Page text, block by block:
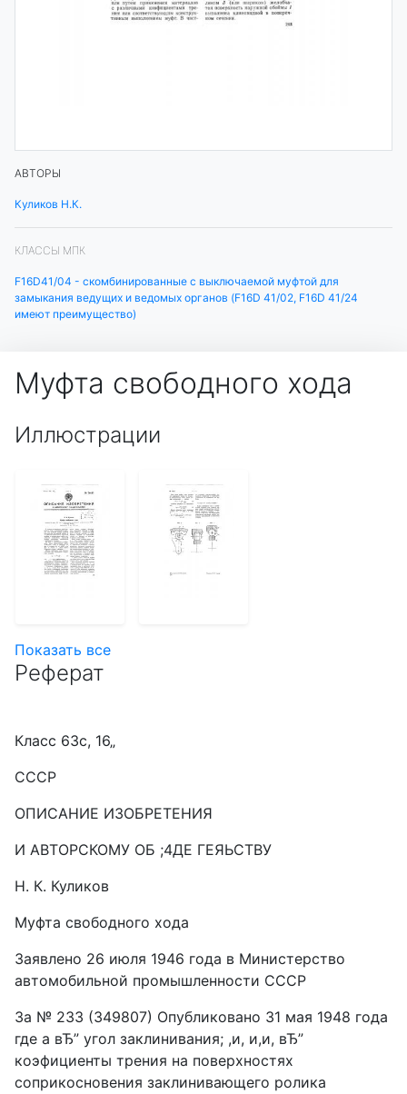
АВТОРЫ
Куликов Н.К.
КЛАССЫ МПК
F16D41/04 - скомбинированные с выключаемой муфтой для
замыкания ведущих и ведомых органов (F16D 41/02, F16D 41/24
имеют преимущество)
Муфта свободного хода
Иллюстрации
Показать все
Реферат
Класс 63с, 16„
СССР
ОПИСАНИЕ ИЗОБРЕТЕНИЯ
И АВТОРСКОМУ ОБ ;4ДЕ ГЕЯЬСТВУ
Н. К. Куликов
Муфта свободного хода
Заявлено 26 июля 1946 года в Министерство
автомобильной промышленности СССР
3a № 233 (349807) Опубликовано 31 мая 1948 года
где а вЂ” угол заклинивания; ,и, и,и, вЂ”
коэфициенты трения на поверхностях
соприкосновения заклинивающего ролика